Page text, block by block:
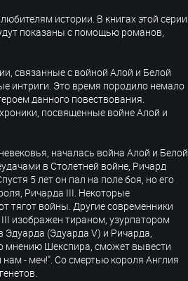
истории. В книгах этой серии
показаны с помощью романов,
связанные с войной Алой и Белой
интриги. Это время породило немало
данного повествования.
посвященные войне Алой и
началась война Алой и Белой
в Столетней войне, Ричард
5 лет он пал на поле боя, но его
Ричарда III. Некоторые
тягот войны. Другие современники
изображен тираном, узурпатором
Эдуарда (Эдуарда V) и Ричарда,
мнению Шекспира, сможет вывести
нам - меч!". Со смертью короля Англия